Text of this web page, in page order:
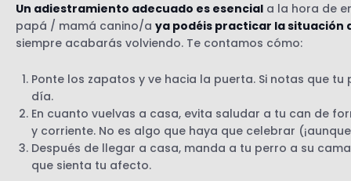
Un adiestramiento adecuado es esencial a la hora de
papá / mamá canino/a ya podéis practicar la situación
siempre acabarás volviendo. Te contamos cómo:
Ponte los zapatos y ve hacia la puerta. Si notas que
día.
En cuanto vuelvas a casa, evita saludar a tu can de
y corriente. No es algo que haya que celebrar
Después de llegar a casa, manda a tu perro a su
que sienta tu afecto.